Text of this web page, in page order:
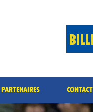
PARTENAIRES CONTACT